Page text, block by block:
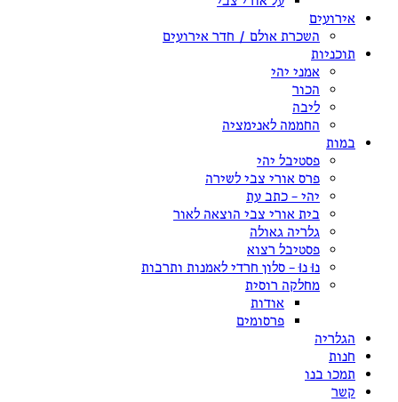
אירועים
השכרת אולם / חדר אירועים
תוכניות
אמני יהי
הכור
ליבה
החממה לאנימציה
במות
פסטיבל יהי
פרס אורי צבי לשירה
יהי – כתב עת
בית אורי צבי הוצאה לאור
גלריה גאולה
פסטיבל רצוא
נוּ נוּ – סלון חרדי לאמנות ותרבות
מחלקה רוסית
אודות
פרסומים
הגלריה
חנות
תמכו בנו
קשר